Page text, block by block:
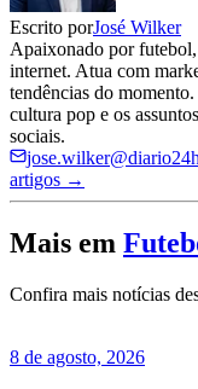
Escrito porJosé Wilker
Apaixonado por
internet. Atua com
tendências do
cultura pop e os
sociais.
artigos →
Mais em
Confira mais notícias
8 de agosto, 2026